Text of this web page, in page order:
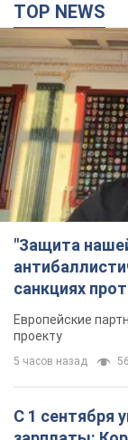
TOP NEWS
"Защита
санкциях
Видео
Европейские
проекту
5 часов назад
С 1 сентября